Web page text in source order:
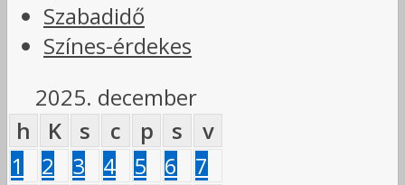
Szabadidő
Színes-érdekes
2025. december
h
K s c p s
v
1
2 3 4 5 6
7